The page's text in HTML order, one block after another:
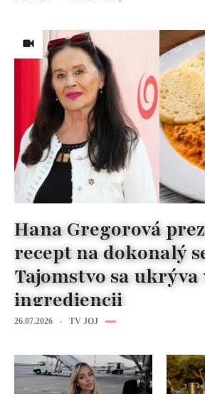
Hana Gregorová
recept na dokonalý
Tajomstvo sa
ingrediencii
26.07.2026 TV JOJ